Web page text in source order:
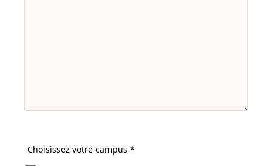
Choisissez votre campus *